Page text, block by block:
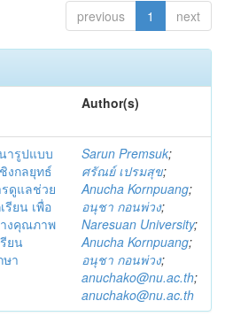
previous 1 next
Author(s)
ารูปแบบ
งกลยุทธ์
ดูแลช่วย
รียน เพื่อ
งคุณภาพ
ยน
า
Sarun Premsuk;
ศรัณย์ เปรมสุข;
Anucha Kornpuang;
อนุชา กอนพ่วง;
Naresuan University;
Anucha Kornpuang;
อนุชา กอนพ่วง;
anuchako@nu.ac.th;
anuchako@nu.ac.th